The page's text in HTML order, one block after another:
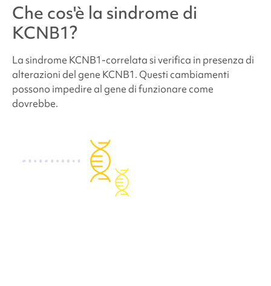
Quali sono le probabilità che altri membri della
famiglia dei futuri bambini abbiano la
KCNB1?
Quante persone hanno lasindrome di KCNB1?
Le persone affette da
Come viene trattata la
Che cos'è la sindrome di
KCNB1?
Lasindrome KCNB1-correlatasi verifica in presenza di
alterazioni del gene KCNB1. Questi cambiamenti
possono impedire al gene di funzionare come
dovrebbe.